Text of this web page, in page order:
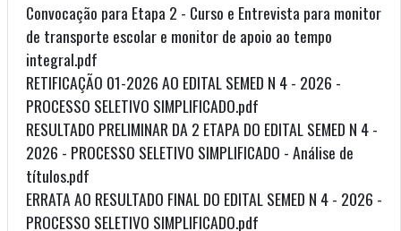
Convocação para Etapa 2 - Curso e Entrevista para monitor
de transporte escolar e monitor de apoio ao tempo
integral.pdf
RETIFICAÇÃO 01-2026 AO EDITAL SEMED N 4 - 2026 -
PROCESSO SELETIVO SIMPLIFICADO.pdf
RESULTADO PRELIMINAR DA 2 ETAPA DO EDITAL SEMED N 4 -
2026 - PROCESSO SELETIVO SIMPLIFICADO - Análise de
títulos.pdf
ERRATA AO RESULTADO FINAL DO EDITAL SEMED N 4 - 2026 -
PROCESSO SELETIVO SIMPLIFICADO.pdf